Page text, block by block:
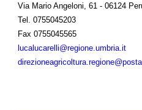
Via Mario Angeloni, 61 - 06124
Tel.
0755045203
Fax 0755045565
lucalucarelli@regione.umbria.it